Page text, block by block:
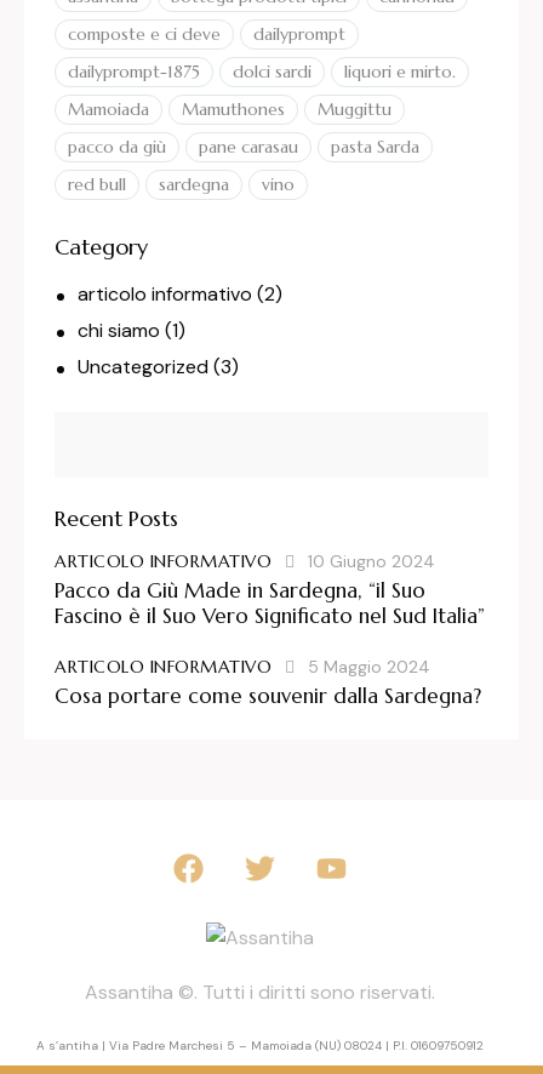
composte e ci deve
dailyprompt
dailyprompt-1875
dolci sardi
liquori e mirto.
Mamoiada
Mamuthones
Muggittu
pacco da giù
pane carasau
pasta Sarda
red bull
sardegna vino
Category
articolo informativo (2)
chi siamo (1)
Uncategorized(3)
Recent Posts
ARTICOLO INFORMATIVO 10 Giugno 2024
Pacco da Giù Made in Sardegna, “il Suo
Fascino è il Suo Vero Significato nel Sud Italia”
ARTICOLO INFORMATIVO 5 Maggio 2024
Cosa portare come souvenir dalla Sardegna?
Assantiha ©. Tutti i diritti sono riservati.
A s’antiha | Via Padre Marchesi 5 – Mamoiada (NU) 08024 | P.I. 01609750912